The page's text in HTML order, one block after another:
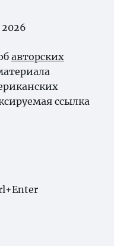
авторских
ссылка